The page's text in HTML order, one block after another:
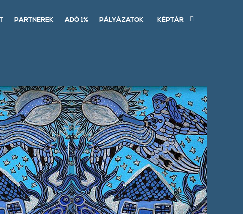
PARTNEREK ADÓ 1% PÁLYÁZATOK KÉPTÁR